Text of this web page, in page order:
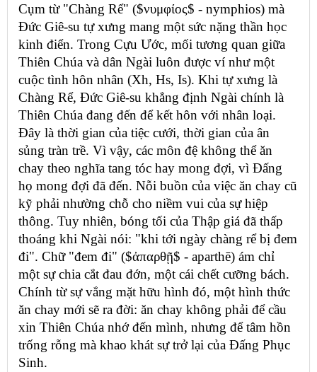
Cụm từ "Chàng Rể" ($νυμφίος$ - nymphios) mà
Đức Giê-su tự xưng mang một sức nặng thần học
kinh điển. Trong Cựu Ước, mối tương quan giữa
Thiên Chúa và dân Ngài luôn được ví như một
cuộc tình hôn nhân (Xh, Hs, Is). Khi tự xưng là
Chàng Rể, Đức Giê-su khẳng định Ngài chính là
Thiên Chúa đang đến để kết hôn với nhân loại.
Đây là thời gian của tiệc cưới, thời gian của ân
sủng tràn trề. Vì vậy, các môn đệ không thể ăn
chay theo nghĩa tang tóc hay mong đợi, vì Đấng
họ mong đợi đã đến. Nỗi buồn của việc ăn chay cũ
kỹ phải nhường chỗ cho niềm vui của sự hiệp
thông. Tuy nhiên, bóng tối của Thập giá đã thấp
thoáng khi Ngài nói: "khi tới ngày chàng rể bị đem
đi". Chữ "đem đi" ($ἀπαρθῇ$ - aparthē) ám chỉ
một sự chia cắt đau đớn, một cái chết cưỡng bách.
Chính từ sự vắng mặt hữu hình đó, một hình thức
ăn chay mới sẽ ra đời: ăn chay không phải để cầu
xin Thiên Chúa nhớ đến mình, nhưng để tâm hồn
trống rỗng mà khao khát sự trở lại của Đấng Phục
Sinh.